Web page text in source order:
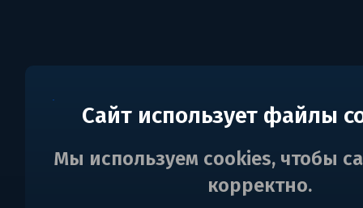
Сайт использует файлы
Мы используем cookies, чтобы
корректно.